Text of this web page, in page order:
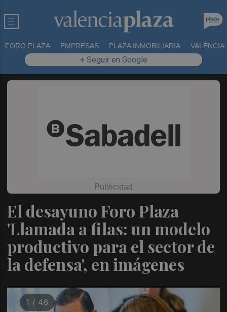
FORO PLAZA EMPRESAS PLAZA INMOBILIARIA VALÈNCIA
+ Seguir en Google
El desayuno Foro Plaza
'Llamada a filas: un modelo
productivo para el sector de
la defensa', en imágenes
1 / 46